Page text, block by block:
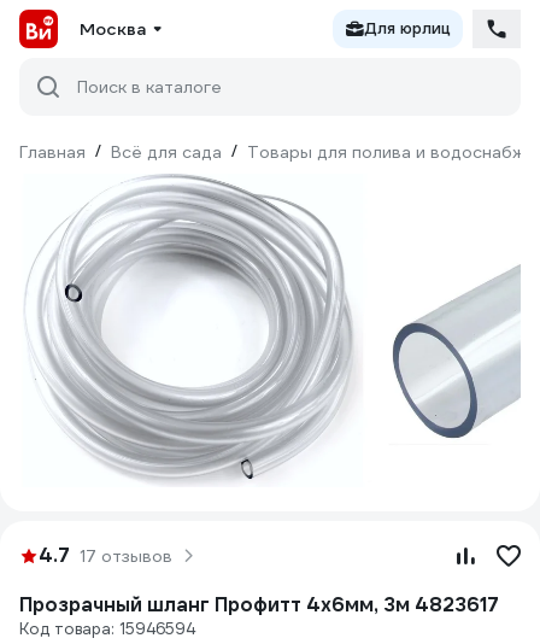
Москва Для юрлиц
Поиск в каталоге
Главная / Всё для сада / Товары для полива и
4.7 17 отзывов
Прозрачный шланг Профитт 4x6мм, 3м 4823617
Код товара: 15946594